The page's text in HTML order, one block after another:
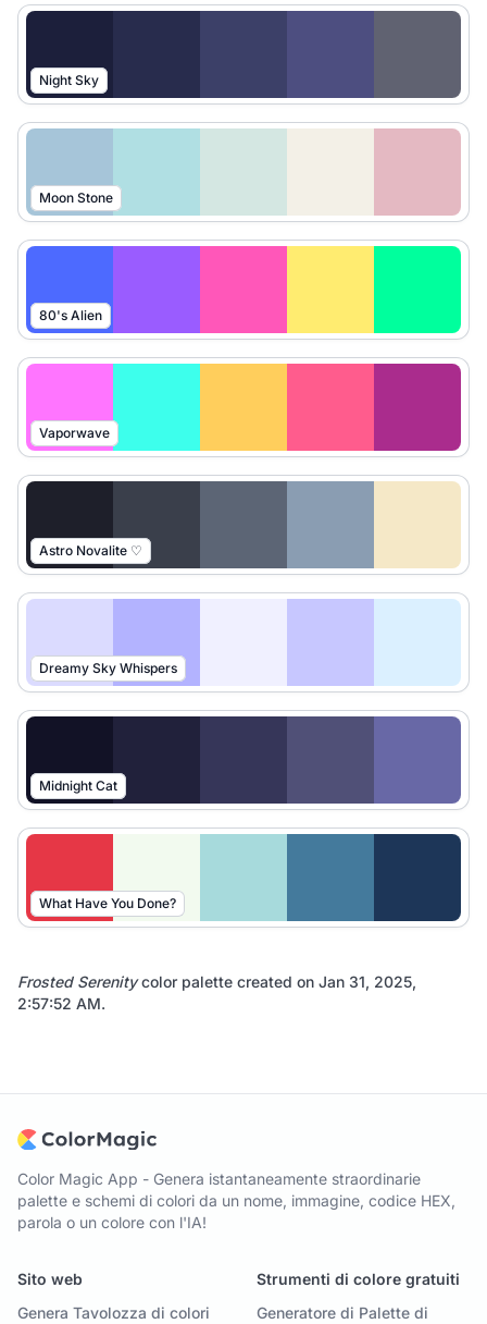
Night Sky
Moon Stone
80's Alien
Vaporwave
Astro Novalite ♡
Dreamy Sky Whispers
Midnight Cat
What Have You Done?
Frosted Serenitycolor palette created on Jan 31, 2025,
2:57:52 AM.
Color Magic App - Genera istantaneamente straordinarie
palette e schemi di colori da un nome, immagine, codice HEX,
parola o un colore con l'IA!
Sito web
Genera Tavolozza di colori
Strumenti di colore gratuiti
Generatore di Palette di